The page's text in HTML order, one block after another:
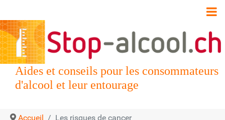
Aides et conseils pour les consommateurs
d'alcool et leur entourage
Accueil Les risques de cancer